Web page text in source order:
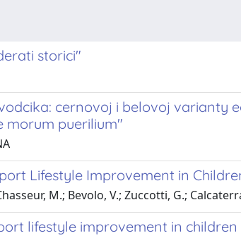
storici"
cernovoj i belovoj varianty
morum puerilium"
Lifestyle Improvement in
M.; Bevolo, V.; Zuccotti, G.;
lifestyle improvement in children